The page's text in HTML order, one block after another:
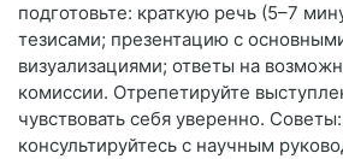
подготовьте: краткую речь (5–7
тезисами; презентацию с
визуализациями; ответы на
комиссии. Отрепетируйте
чувствовать себя уверенно.
консультируйтесь с научным